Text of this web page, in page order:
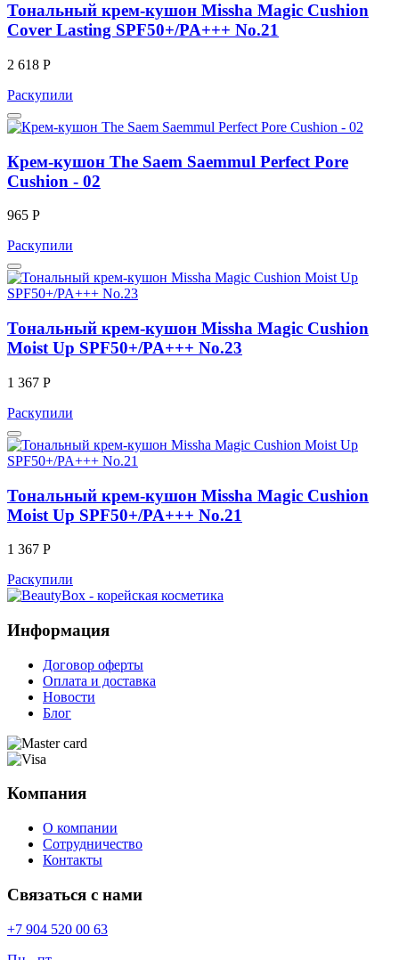
Тональный крем-кушон Missha Magic Cushion
Cover Lasting SPF50+/PA+++ No.21
2 618 Р
Раскупили
Крем-кушон The Saem Saemmul Perfect Pore
Cushion - 02
965 Р
Раскупили
Тональный крем-кушон Missha Magic Cushion
Moist Up SPF50+/PA+++ No.23
1 367 Р
Раскупили
Тональный крем-кушон Missha Magic Cushion
Moist Up SPF50+/PA+++ No.21
1 367 Р
Раскупили
Информация
Договор оферты
Оплата и доставка
Новости
Блог
Компания
О компании
Сотрудничество
Контакты
Связаться с нами
+7 904 520 00 63